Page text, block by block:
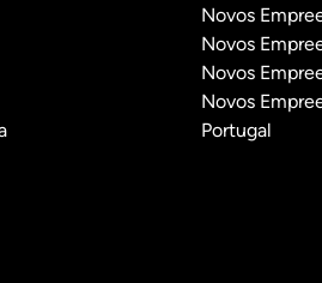
Novos
Novos
Novos
Novos
Portugal